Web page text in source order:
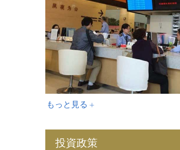
もっと見る +
投資政策